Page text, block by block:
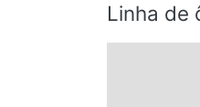
Espírito Santo
Linha de